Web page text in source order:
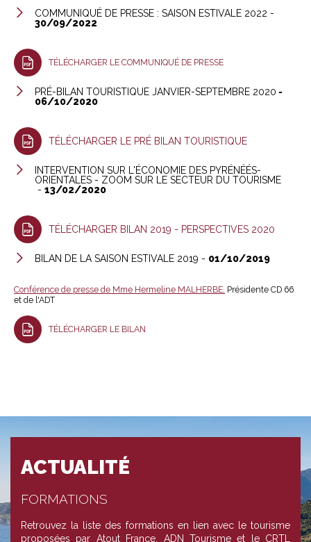
COMMUNIQUÉ DE PRESSE : SAISON ESTIVALE 2022 -
30/09/2022
TÉLÉCHARGER LE COMMUNIQUÉ DE PRESSE
PRÉ-BILAN TOURISTIQUE JANVIER-SEPTEMBRE 2020 -
06/10/2020
TÉLÉCHARGER LE PRÉ BILAN TOURISTIQUE
INTERVENTION SUR L'ÉCONOMIE DES PYRÉNÉÉS-
ORIENTALES - ZOOM SUR LE SECTEUR DU TOURISME
- 13/02/2020
TÉLÉCHARGER BILAN 2019 - PERSPECTIVES 2020
BILAN DE LA SAISON ESTIVALE 2019 - 01/10/2019
Conférence de presse de Mme Hermeline MALHERBE, Présidente CD 66
et de l'ADT
TÉLÉCHARGER LE BILAN
ACTUALITÉ
FORMATIONS
Retrouvez la liste des formations en lien avec le tourisme
proposées par Atout France, ADN Tourisme et le CRTL